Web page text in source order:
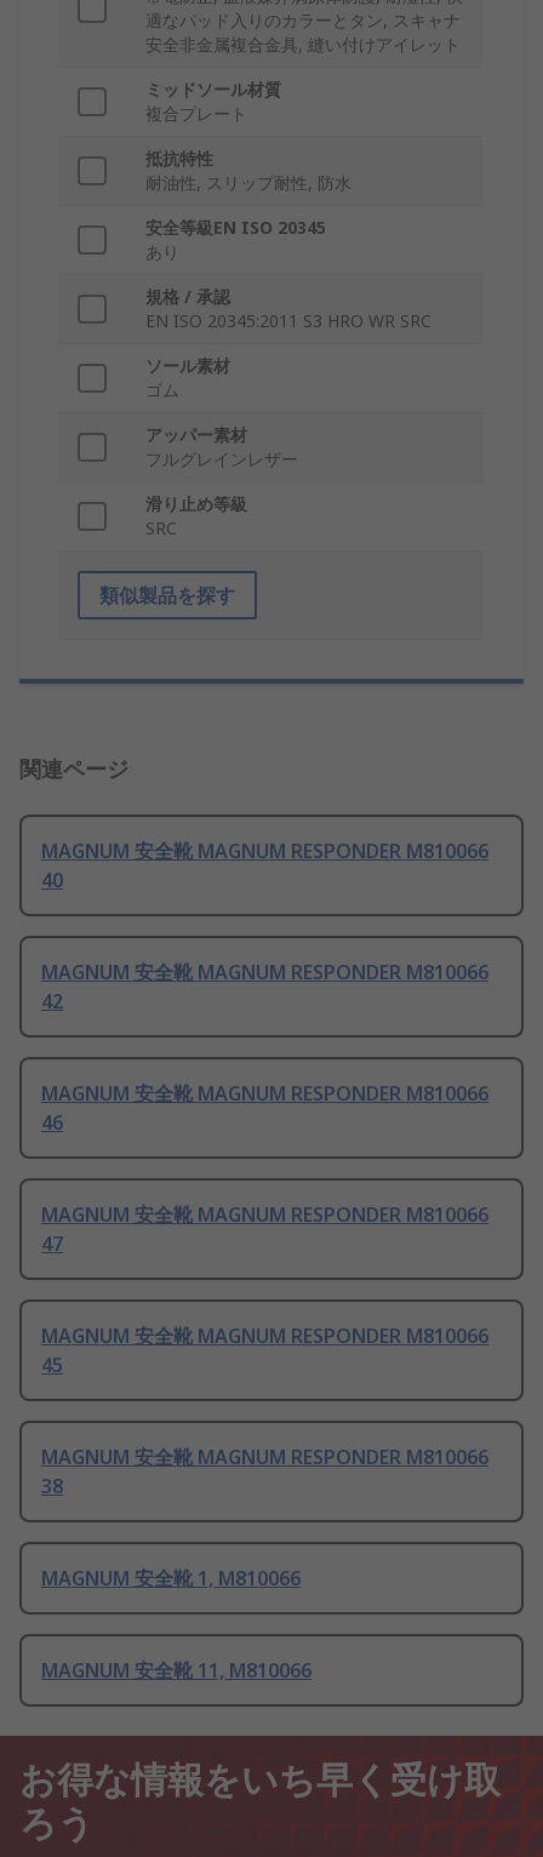
適なパッド入りのカラーとタン, スキャナ
安全非金属複合金具, 縫い付けアイレット
ミッドソール材質
複合プレート
抵抗特性
耐油性, スリップ耐性, 防水
安全等級EN ISO 20345
あり
規格 / 承認
EN ISO 20345:2011 S3 HRO WR SRC
ソール素材
ゴム
アッパー素材
フルグレインレザー
滑り止め等級
SRC
類似製品を探す
関連ページ
MAGNUM 安全靴 MAGNUM RESPONDER M810066
40
MAGNUM 安全靴 MAGNUM RESPONDER M810066
42
MAGNUM 安全靴 MAGNUM RESPONDER M810066
46
MAGNUM 安全靴 MAGNUM RESPONDER M810066
47
MAGNUM 安全靴 MAGNUM RESPONDER M810066
45
MAGNUM 安全靴 MAGNUM RESPONDER M810066
38
MAGNUM 安全靴 1, M810066
MAGNUM 安全靴 11, M810066
お得な情報をいち早く受け取
ろう